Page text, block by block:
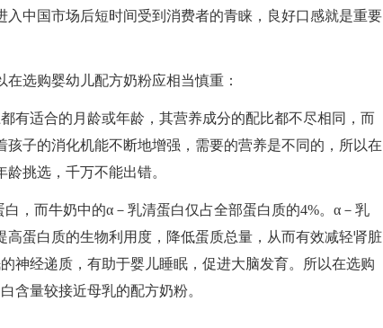
中国市场后短时间受到消费者的青睐，良好口感就是重要
选购婴幼儿配方奶粉应相当慎重：
适合的月龄或年龄，其营养成分的配比都不尽相同，而
子的消化机能不断地增强，需要的营养是不同的，所以在
挑选，千万不能出错。
而牛奶中的α－乳清蛋白仅占全部蛋白质的4%。α－乳
蛋白质的生物利用度，降低蛋质总量，从而有效减轻肾脏
神经递质，有助于婴儿睡眠，促进大脑发育。所以在选购
含量较接近母乳的配方奶粉。